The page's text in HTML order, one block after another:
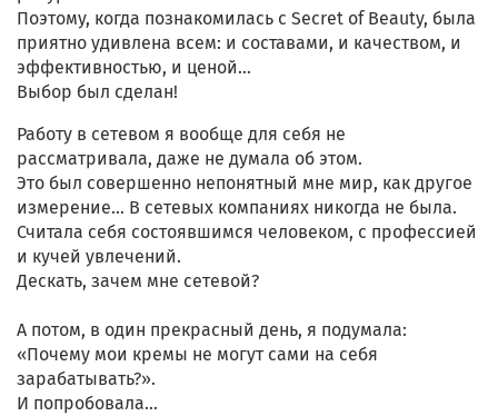
Поэтому, когда познакомилась с Secret of Beauty, была
приятно удивлена всем: и составами, и качеством, и
эффективностью, и ценой...
Выбор был сделан!
Работу в сетевом я вообще для себя не
рассматривала, даже не думала об этом.
Это был совершенно непонятный мне мир, как другое
измерение... В сетевых компаниях никогда не была.
Считала себя состоявшимся человеком, с профессией
и кучей увлечений.
Дескать, зачем мне сетевой?
А потом, в один прекрасный день, я подумала:
«Почему мои кремы не могут сами на себя
зарабатывать?».
И попробовала...